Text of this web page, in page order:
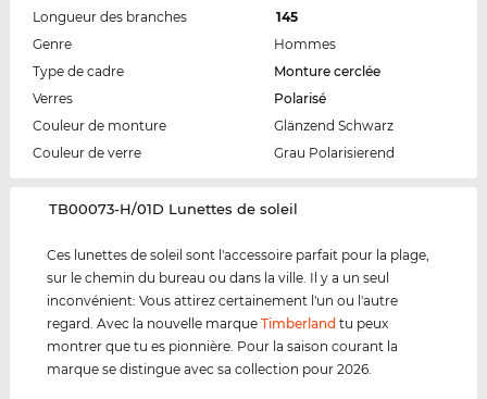
Longueur des branches
145
Genre
Hommes
Type de cadre
Monture cerclée
Verres
Polarisé
Couleur de monture
Glänzend Schwarz
Couleur de verre
Grau Polarisierend
‌TB00073-H/01D Lunettes de soleil
Ces lunettes de soleil sont l'accessoire parfait pour la plage,
sur le chemin du bureau ou dans la ville. Il y a un seul
inconvénient: Vous attirez certainement l'un ou l'autre
regard. Avec la nouvelle marqueTimberland tu peux
montrer que tu es pionnière. Pour la saison courant la
marque se distingue avec sa collection pour 2026.